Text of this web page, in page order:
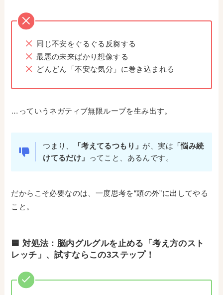
同じ不安をぐるぐる反芻する
最悪の未来ばかり想像する
どんどん「不安な気分」に巻き込まれる
…っていうネガティブ無限ループを生み出す。
つまり、 「考えてるつもり」 が、実は 「悩み続
けてるだけ」
ってこと、あるんです。
だからこそ必要なのは、一度思考を“頭の外”に出してやる
こと。
🟦 対処法：脳内グルグルを止める「考え方のスト
レッチ」、試すならこの3ステップ！